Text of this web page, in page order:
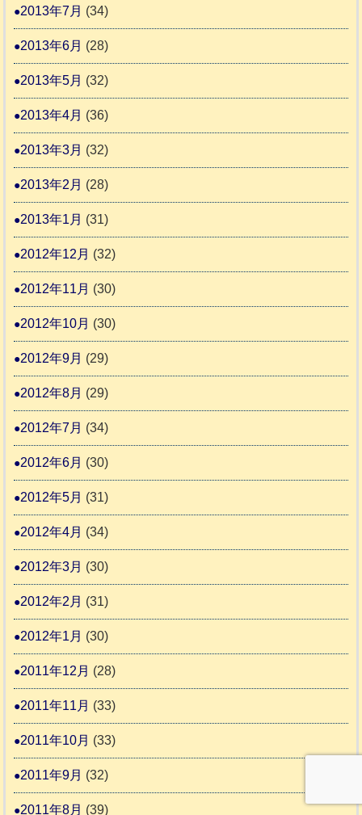
2013年7月 (34)
2013年6月 (28)
2013年5月 (32)
2013年4月 (36)
2013年3月 (32)
2013年2月 (28)
2013年1月 (31)
2012年12月 (32)
2012年11月 (30)
2012年10月 (30)
2012年9月 (29)
2012年8月 (29)
2012年7月 (34)
2012年6月 (30)
2012年5月 (31)
2012年4月 (34)
2012年3月 (30)
2012年2月 (31)
2012年1月 (30)
2011年12月 (28)
2011年11月 (33)
2011年10月 (33)
2011年9月 (32)
2011年8月 (39)